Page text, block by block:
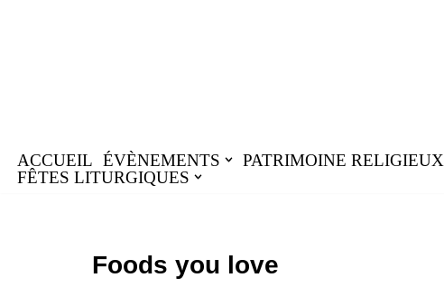
ACCUEIL ÉVÈNEMENTS PATRIMOINE RELIGIEUX
FÊTES LITURGIQUES
Foods you love